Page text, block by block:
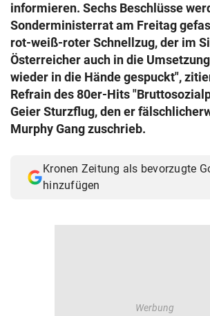
informieren. Sechs Beschlüsse
Sonderministerrat am Freitag
rot-weiß-roter Schnellzug, der im
Österreicher auch in die
wieder in die Hände gespuckt",
Refrain des 80er-Hits
Geier Sturzflug, den er
Murphy Gang zuschrieb.
Kronen Zeitung als bevorzugte
hinzufügen